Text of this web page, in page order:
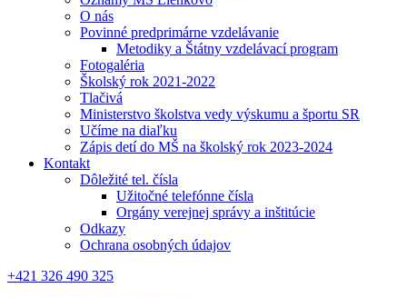
O nás
Povinné predprimárne vzdelávanie
Metodiky a Štátny vzdelávací program
Fotogaléria
Školský rok 2021-2022
Tlačivá
Ministerstvo školstva vedy výskumu a športu SR
Učíme na diaľku
Zápis detí do MŠ na školský rok 2023-2024
Kontakt
Dôležité tel. čísla
Užitočné telefónne čísla
Orgány verejnej správy a inštitúcie
Odkazy
Ochrana osobných údajov
+421 326 490 325